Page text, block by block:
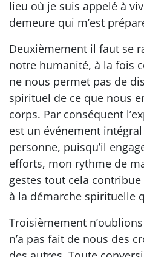
lieu où je suis appelé à
demeure qui m’est
Deuxièmement il faut se
notre humanité, à la fois
ne nous permet pas de
spirituel de ce que nous
corps. Par conséquent
est un événement
personne, puisqu’il
efforts, mon rythme de
gestes tout cela
à la démarche spirituelle
Troisièmement
n’a pas fait de nous des